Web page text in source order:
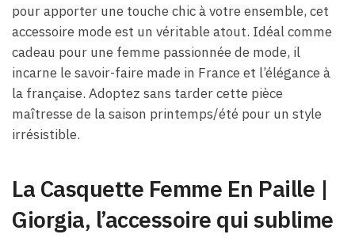
pour apporter une touche chic à votre ensemble, cet
accessoire mode est un véritable atout. Idéal comme
cadeau pour une femme passionnée de mode, il
incarne le savoir-faire made in France et l’élégance à
la française. Adoptez sans tarder cette pièce
maîtresse de la saison printemps/été pour un style
irrésistible.
La Casquette Femme En Paille |
Giorgia, l’accessoire qui sublime